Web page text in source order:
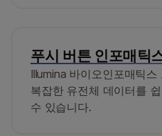
푸시 버튼 인포매틱
Illumina 바이오인포매틱
복잡한 유전체 데이터를
수 있습니다.